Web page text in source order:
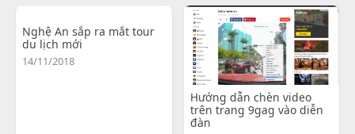
Nghệ An sắp ra mắt tour
du lịch mới
14/11/2018
Hướng dẫn chèn video
trên trang 9gag vào diễn
đàn